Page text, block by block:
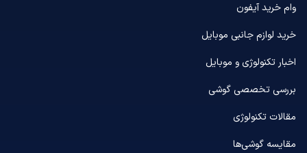
وام خرید آیفون
خرید لوازم جانبی موبایل
اخبار تکنولوژی و موبایل
بررسی تخصصی گوشی
مقالات تکنولوژی
مقایسه گوشی‌ها